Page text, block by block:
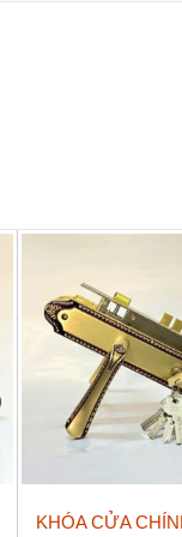
KHÓA CỬA